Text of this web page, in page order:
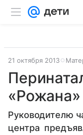
21 октября 2013
Руководителю
центра